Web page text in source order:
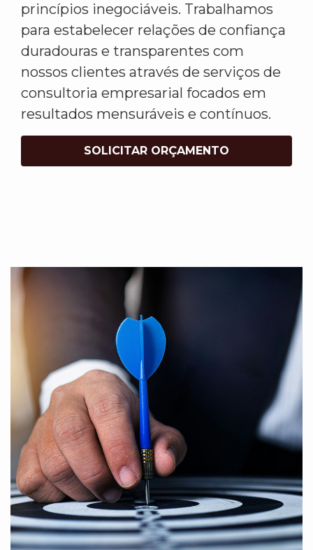
princípios inegociáveis. Trabalhamos
para estabelecer relações de confiança
duradouras e transparentes com
nossos clientes através de serviços de
consultoria empresarial focados em
resultados mensuráveis e contínuos.
SOLICITAR ORÇAMENTO